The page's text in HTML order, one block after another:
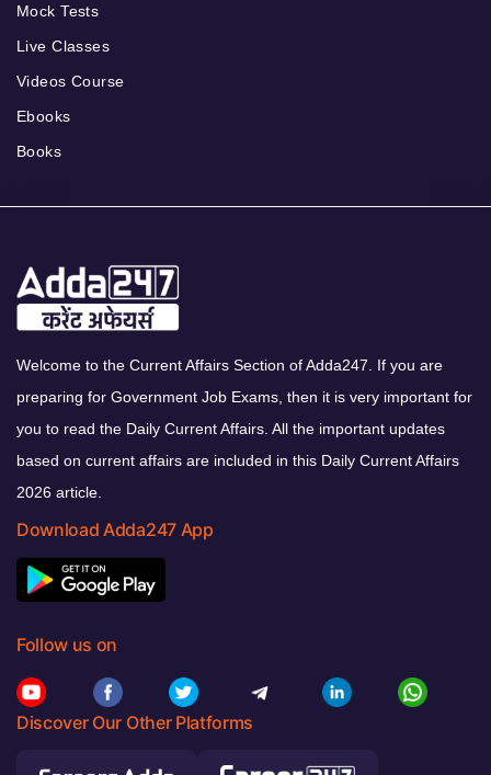
Mock Tests
Live Classes
Videos Course
Ebooks
Books
Welcome to the Current Affairs Section of Adda247. If you are
preparing for Government Job Exams, then it is very important for
you to read the Daily Current Affairs. All the important updates
based on current affairs are included in this Daily Current Affairs
2026 article.
Download Adda247 App
Follow us on
Discover Our Other Platforms